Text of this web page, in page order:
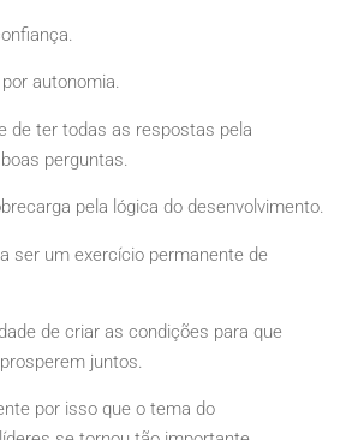
autonomia.
de ter todas as respostas pela
perguntas.
pela lógica do desenvolvimento.
ser um exercício permanente de
de criar as condições para que
juntos.
por isso que o tema do